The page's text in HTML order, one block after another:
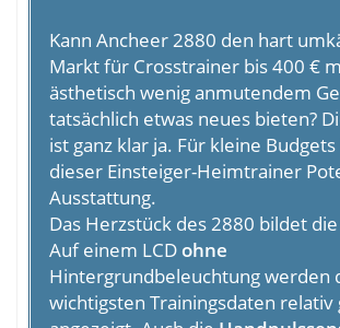
Kann Ancheer 2880 den hart
Markt für Crosstrainer bis 400 €
ästhetisch wenig anmutendem
tatsächlich etwas neues bieten?
ist ganz klar ja. Für kleine
dieser Einsteiger-Heimtrainer
Ausstattung.
Das Herzstück des 2880 bildet die
Auf einem LCDohne
Hintergrundbeleuchtung werden
wichtigsten Trainingsdaten relativ